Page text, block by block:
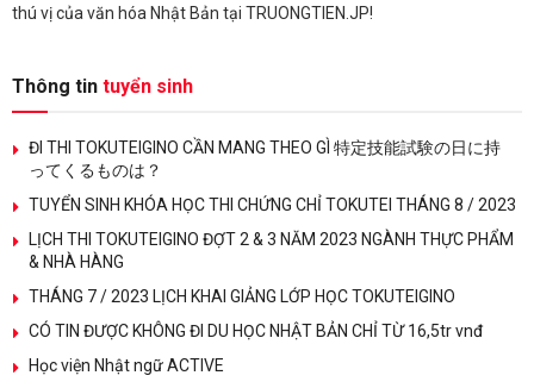
thú vị của văn hóa Nhật Bản tại TRUONGTIEN.JP!
Thông tin tuyển sinh
ĐI THI TOKUTEIGINO CẦN MANG THEO GÌ 特定技能試験の日に持
ってくるものは？
TUYỂN SINH KHÓA HỌC THI CHỨNG CHỈ TOKUTEI THÁNG 8 / 2023
LỊCH THI TOKUTEIGINO ĐỢT 2 & 3 NĂM 2023 NGÀNH THỰC PHẨM
& NHÀ HÀNG
THÁNG 7 / 2023 LỊCH KHAI GIẢNG LỚP HỌC TOKUTEIGINO
CÓ TIN ĐƯỢC KHÔNG ĐI DU HỌC NHẬT BẢN CHỈ TỪ 16,5tr vnđ
Học viện Nhật ngữ ACTIVE